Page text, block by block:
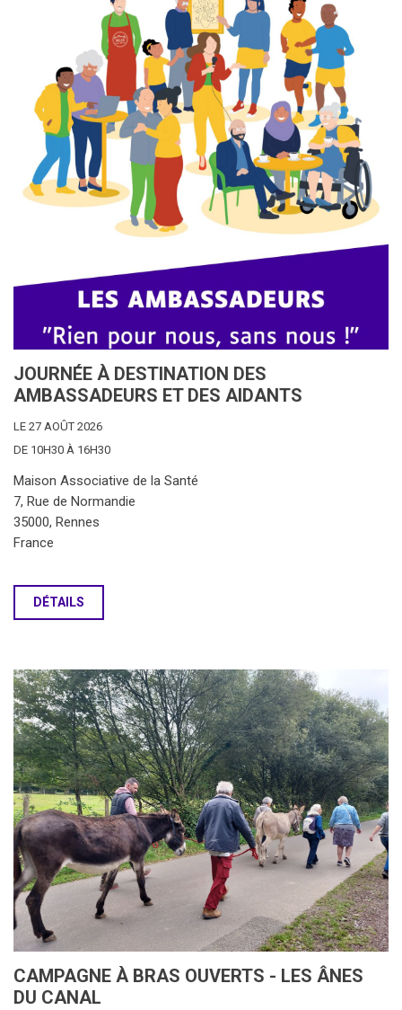
JOURNÉE À DESTINATION DES
AMBASSADEURS ET DES AIDANTS
LE 27 AOÛT 2026
DE 10H30 À 16H30
Maison Associative de la Santé
7, Rue de Normandie
35000, Rennes
France
DÉTAILS
CAMPAGNE À BRAS OUVERTS - LES ÂNES
DU CANAL